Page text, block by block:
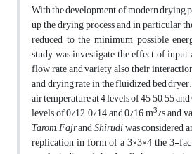
With the development of modern drying
up the drying process, and in particular
reduced to the minimum possible
study was investigate the effect of
flow rate and variety also their
and drying rate in the fluidized bed
air temperature at 4 levels of 45, 50, 55
levels of 0/12, 0/14 and 0/16 m3/s and
Tarom,FajrandShirudiwas considered
replication in form of a 3×3×4 the 3-